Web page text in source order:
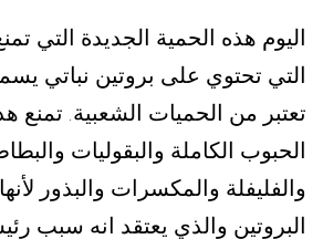
اليوم هذه الحمية الجديدة التي
التي تحتوي على بروتين نباتي
تعتبر من الحميات الشعبية. تمنع
الحبوب الكاملة والبقوليات
والفليفلة والمكسرات والبذور
البروتين والذي يعتقد انه سبب